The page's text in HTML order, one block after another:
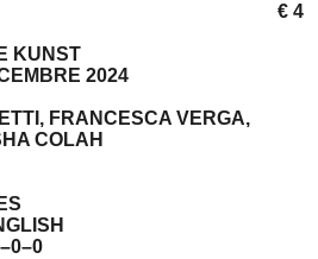
€ 4
KUNST
2024
FRANCESCA VERGA,
COLAH